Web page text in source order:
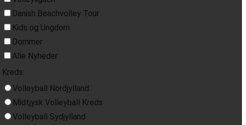
Danish Beachvolley Tour
Kids og Ungdom
Dommer
Alle Nyheder
Kreds:
Volleyball Nordjylland
Midtjysk Volleyball Kreds
Volleyball Sydjylland